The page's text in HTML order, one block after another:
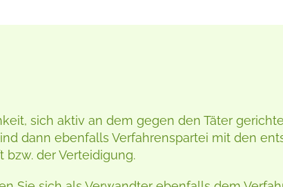
sich aktiv an dem gegen den Täter
dann ebenfalls Verfahrenspartei mit den
der Verteidigung.